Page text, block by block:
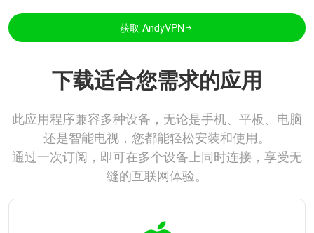
获取 AndyVPN
下载适合您需求的应用
此应用程序兼容多种设备，无论是手机、平板、电脑
还是智能电视，您都能轻松安装和使用。
通过一次订阅，即可在多个设备上同时连接，享受无
缝的互联网体验。